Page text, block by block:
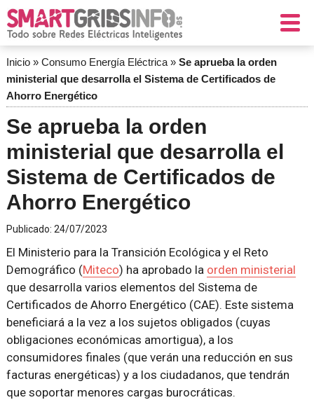
Inicio» Consumo Energía Eléctrica» Se aprueba la orden
ministerial que desarrolla el Sistema de Certificados de
Ahorro Energético
Se aprueba la orden
ministerial que desarrolla el
Sistema de Certificados de
Ahorro Energético
Publicado: 24/07/2023
El Ministerio para la Transición Ecológica y el Reto
Demográfico (Miteco) ha aprobado la orden ministerial
que desarrolla varios elementos del Sistema de
Certificados de Ahorro Energético (CAE). Este sistema
beneficiará a la vez a los sujetos obligados (cuyas
obligaciones económicas amortigua), a los
consumidores finales (que verán una reducción en sus
facturas energéticas) y a los ciudadanos, que tendrán
que soportar menores cargas burocráticas.